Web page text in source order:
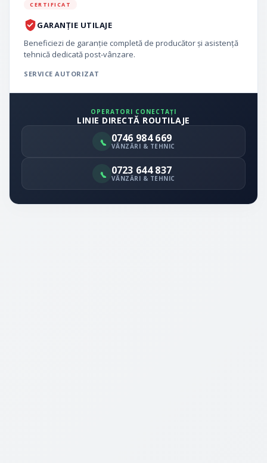
CERTIFICAT
GARANȚIE UTILAJE
Beneficiezi de garanție completă de producător și asistență
tehnică dedicată post-vânzare.
SERVICE AUTORIZAT
OPERATORI CONECTAȚI
LINIE DIRECTĂ ROUTILAJE
0746 984 669
VÂNZĂRI & TEHNIC
0723 644 837
VÂNZĂRI & TEHNIC